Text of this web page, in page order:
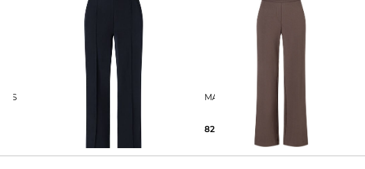
S MAC | Damen Hose CHIARA
82,29 € 99,95 €